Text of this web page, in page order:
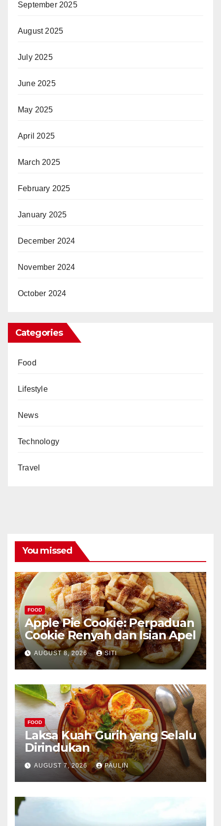
September 2025
August 2025
July 2025
June 2025
May 2025
April 2025
March 2025
February 2025
January 2025
December 2024
November 2024
October 2024
Categories
Food
Lifestyle
News
Technology
Travel
You missed
FOOD
Apple Pie Cookie: Perpaduan
Cookie Renyah dan Isian Apel
AUGUST 8, 2026 SITI
FOOD
Laksa Kuah Gurih yang Selalu
Dirindukan
AUGUST 7, 2026 PAULIN